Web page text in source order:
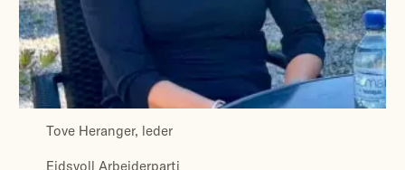
Tove Heranger, leder
Eidsvoll Arbeiderparti